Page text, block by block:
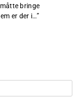
bringe
er der i…”